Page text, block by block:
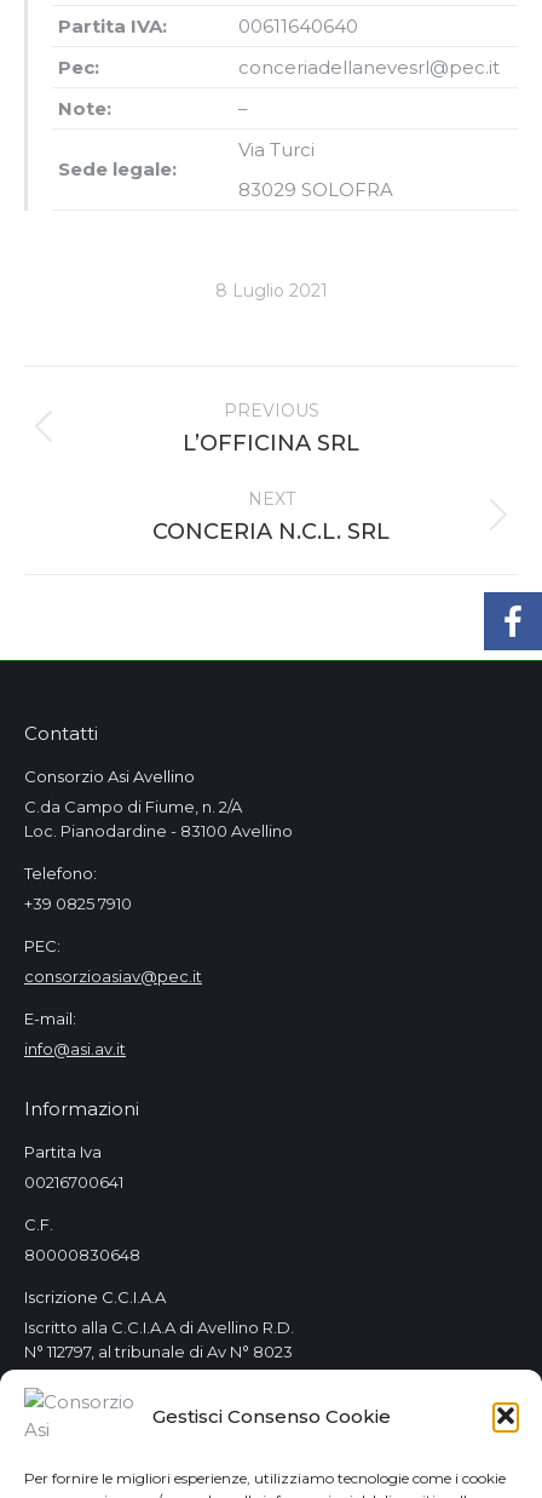
Gestisci Consenso Cookie
Per fornire le migliori esperienze, utilizziamo tecnologie come i cookie
Partita IVA:
00611640640
Pec:
conceriadellanevesrl@pec.it
Note:
–
Sede legale:
Via Turci
83029 SOLOFRA
8 Luglio 2021
navigation
PREVIOUS
Previous
L’OFFICINA SRL
NEXT
Next
CONCERIA N.C.L. SRL
Contatti
Consorzio Asi Avellino
C.da Campo di Fiume, n. 2/A
Loc. Pianodardine - 83100 Avellino
Telefono:
+39 0825 7910
PEC:
consorzioasiav@pec.it
E-mail:
info@asi.av.it
Informazioni
Partita Iva
00216700641
C.F.
80000830648
Iscrizione C.C.I.A.A
Iscritto alla C.C.I.A.A di Avellino R.D.
N° 112797, al tribunale di Av N° 8023
Orari Consorzio
Tutti i giorni 8.00 / 14.00